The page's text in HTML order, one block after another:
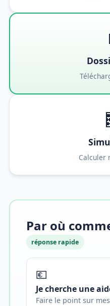
Calculer
Par où
réponse rapide
💶
Je cherche une
Faire le point sur